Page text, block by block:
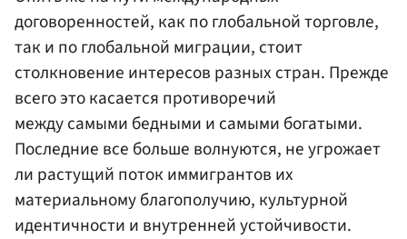
договоренностей, как по глобальной торговле,
так и по глобальной миграции, стоит
столкновение интересов разных стран. Прежде
всего это касается противоречий
между самыми бедными и самыми богатыми.
Последние все больше волнуются, не угрожает
ли растущий поток иммигрантов их
материальному благополучию, культурной
идентичности и внутренней устойчивости.